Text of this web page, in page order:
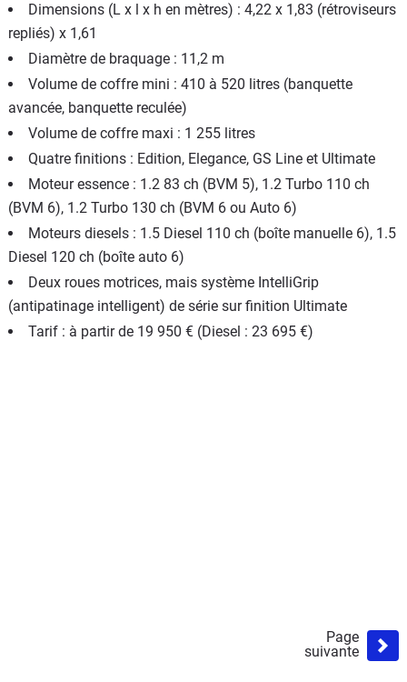
Dimensions (L x l x h en mètres) : 4,22 x 1,83 (rétroviseurs
repliés) x 1,61
Diamètre de braquage : 11,2 m
Volume de coffre mini : 410 à 520 litres (banquette
avancée, banquette reculée)
Volume de coffre maxi : 1 255 litres
Quatre finitions : Edition, Elegance, GS Line et Ultimate
Moteur essence : 1.2 83 ch (BVM 5), 1.2 Turbo 110 ch
(BVM 6), 1.2 Turbo 130 ch (BVM 6 ou Auto 6)
Moteurs diesels : 1.5 Diesel 110 ch (boîte manuelle 6), 1.5
Diesel 120 ch (boîte auto 6)
Deux roues motrices, mais système IntelliGrip
(antipatinage intelligent) de série sur finition Ultimate
Tarif : à partir de 19 950 € (Diesel : 23 695 €)
Page
suivante